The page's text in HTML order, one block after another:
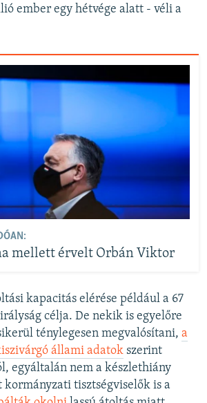
ember egy hétvége alatt - véli a
mellett érvelt Orbán Viktor
kapacitás elérése például a 67
célja. De nekik is egyelőre
ténylegesen megvalósítani, a
állami adatok szerint
egyáltalán nem a készlethiány
tisztségviselők is a